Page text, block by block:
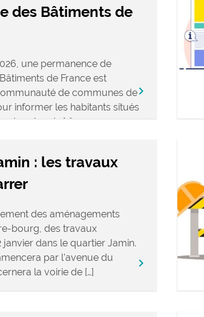
des Bâtiments de
une permanence de
de France est
de communes de
informer les habitants situés
des abords […]
keyboard_arrow_right
: les travaux
des aménagements
bourg, des travaux
dans le quartier Jamin.
par l’avenue du
la voirie de […]
keyboard_arrow_right